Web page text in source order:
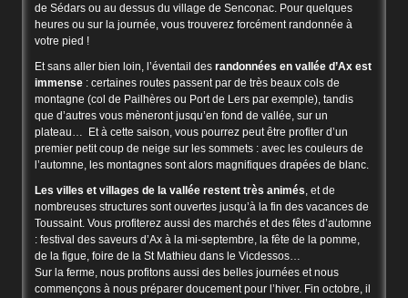
de Sédars ou au dessus du village de Senconac. Pour quelques
heures ou sur la journée, vous trouverez forcément randonnée à
votre pied !
Et sans aller bien loin, l’éventail des randonnées en vallée d’Ax est
immense : certaines routes passent par de très beaux cols de
montagne (col de Pailhères ou Port de Lers par exemple), tandis
que d’autres vous mèneront jusqu’en fond de vallée, sur un
plateau… Et à cette saison, vous pourrez peut être profiter d’un
premier petit coup de neige sur les sommets : avec les couleurs de
l’automne, les montagnes sont alors magnifiques drapées de blanc.
Les villes et villages de la vallée restent très animés, et de
nombreuses structures sont ouvertes jusqu’à la fin des vacances de
Toussaint. Vous profiterez aussi des marchés et des fêtes d’automne
: festival des saveurs d’Ax à la mi-septembre, la fête de la pomme,
de la figue, foire de la St Mathieu dans le Vicdessos…
Sur la ferme, nous profitons aussi des belles journées et nous
commençons à nous préparer doucement pour l’hiver. Fin octobre, il